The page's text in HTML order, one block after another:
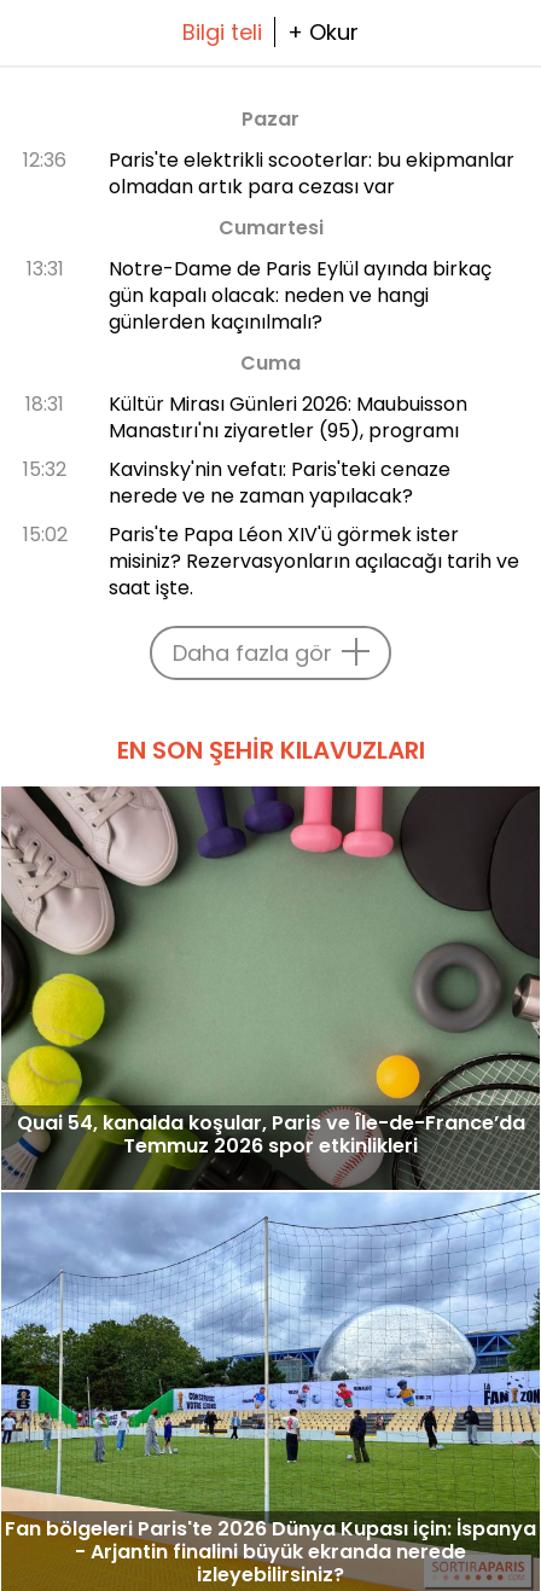
Bilgi teli + Okur
Pazar
12:36
Paris'te elektrikli scooterlar: bu ekipmanlar
olmadan artık para cezası var
Cumartesi
13:31
Notre-Dame de Paris Eylül ayında birkaç
gün kapalı olacak: neden ve hangi
günlerden kaçınılmalı?
Cuma
18:31
Kültür Mirası Günleri 2026: Maubuisson
Manastırı'nı ziyaretler (95), programı
15:32
Kavinsky'nin vefatı: Paris'teki cenaze
nerede ve ne zaman yapılacak?
15:02
Paris'te Papa Léon XIV'ü görmek ister
misiniz? Rezervasyonların açılacağı tarih ve
saat işte.
Daha fazla gör
EN SON ŞEHIR KILAVUZLARI
Quai 54, kanalda koşular, Paris ve Île-de-France’da
Temmuz 2026 spor etkinlikleri
Fan bölgeleri Paris'te 2026 Dünya Kupası için: İspanya
- Arjantin finalini büyük ekranda nerede
izleyebilirsiniz?